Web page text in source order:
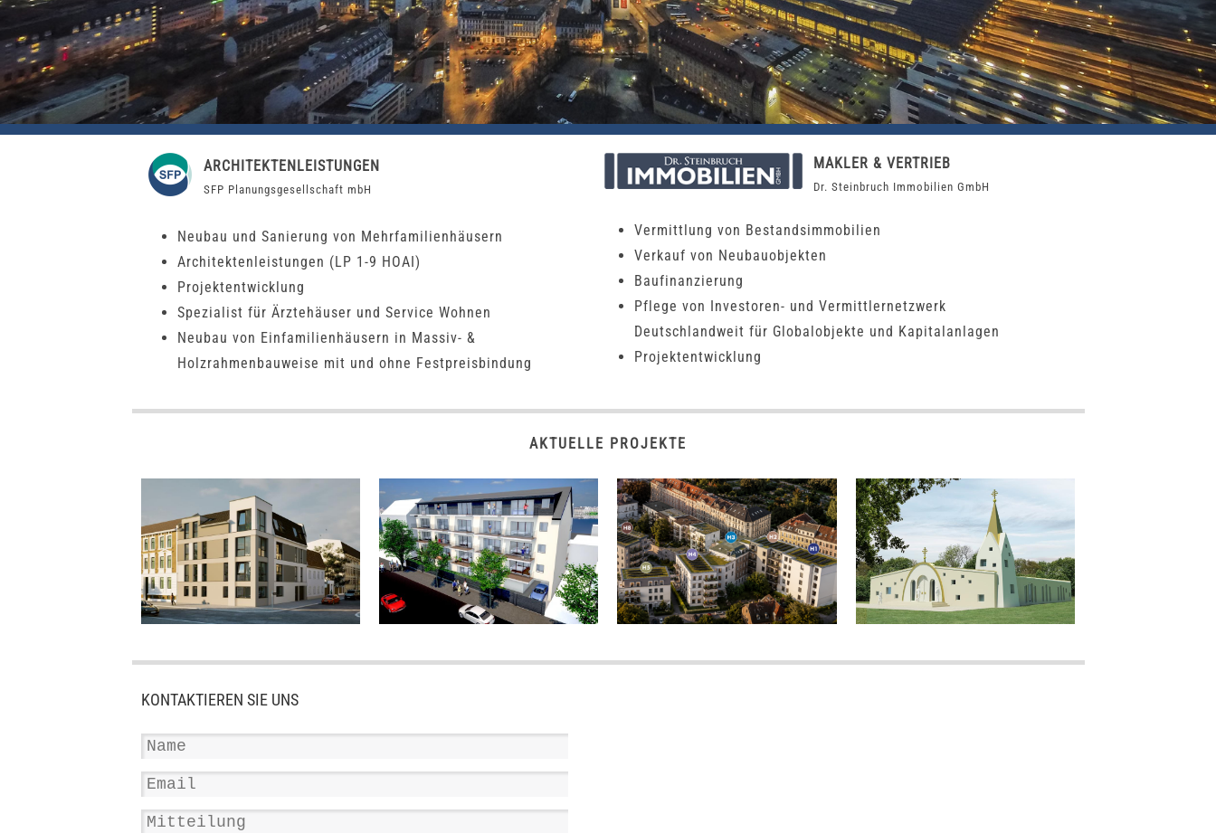
ARCHITEKTENLEISTUNGEN
SFP Planungsgesellschaft mbH
Neubau und Sanierung von Mehrfamilienhäusern
Architektenleistungen (LP 1-9 HOAI)
Projektentwicklung
Spezialist für Ärztehäuser und Service Wohnen
Neubau von Einfamilienhäusern in Massiv- &
Holzrahmenbauweise mit und ohne Festpreisbindung
MAKLER & VERTRIEB
Dr. Steinbruch Immobilien GmbH
Vermittlung von Bestandsimmobilien
Verkauf von Neubauobjekten
Baufinanzierung
Pflege von Investoren- und Vermittlernetzwerk
Deutschlandweit für Globalobjekte und Kapitalanlagen
Projektentwicklung
AKTUELLE PROJEKTE
KONTAKTIEREN SIE UNS